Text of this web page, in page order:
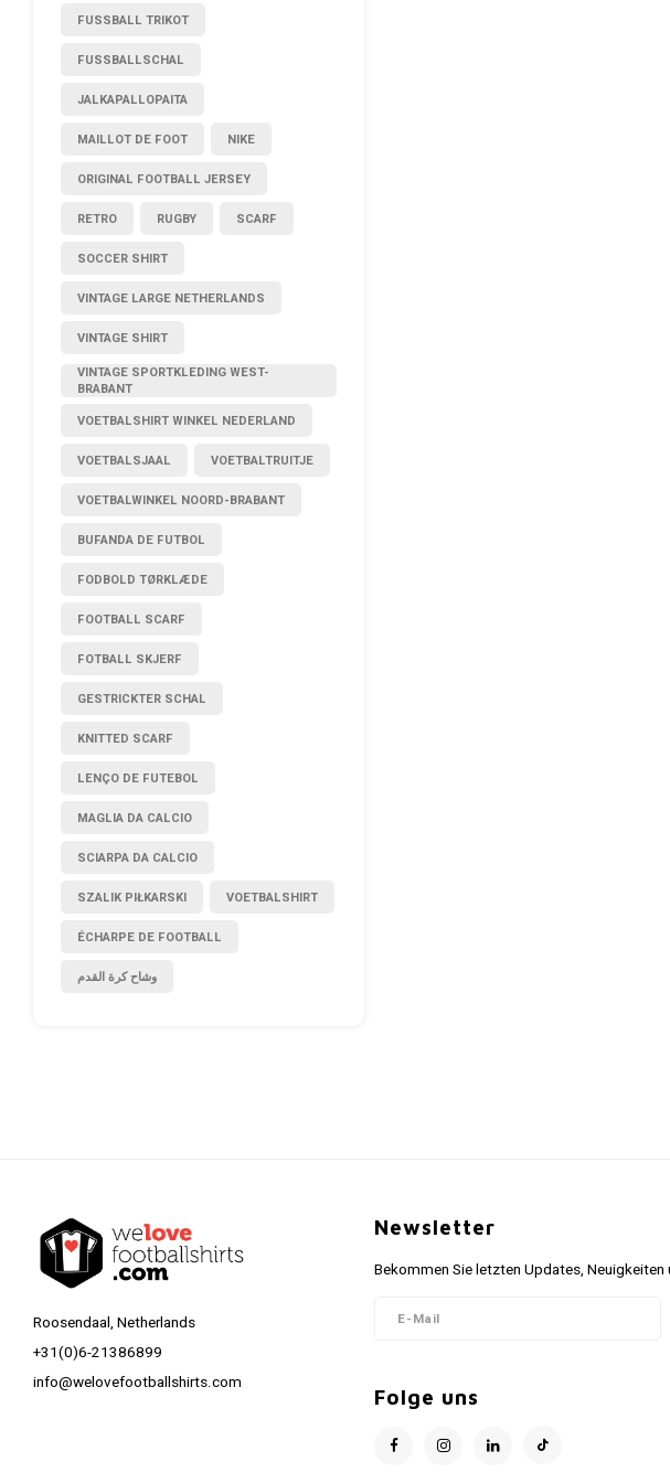
FUSSBALL TRIKOT
FUSSBALLSCHAL
JALKAPALLOPAITA
MAILLOT DE FOOT NIKE
ORIGINAL FOOTBALL JERSEY
RETRO RUGBY SCARF
SOCCER SHIRT
VINTAGE LARGE NETHERLANDS
VINTAGE SHIRT
VINTAGE SPORTKLEDING WEST-
BRABANT
VOETBALSHIRT WINKEL NEDERLAND
VOETBALSJAAL VOETBALTRUITJE
VOETBALWINKEL NOORD-BRABANT
BUFANDA DE FUTBOL
FODBOLD TØRKLÆDE
FOOTBALL SCARF
FOTBALL SKJERF
GESTRICKTER SCHAL
KNITTED SCARF
LENÇO DE FUTEBOL
MAGLIA DA CALCIO
SCIARPA DA CALCIO
SZALIK PIŁKARSKI VOETBALSHIRT
ÉCHARPE DE FOOTBALL
وشاح كرة القدم
Roosendaal, Netherlands
+31(0)6-21386899
info@welovefootballshirts.com
Newsletter
Bekommen Sie letzten Updates,
Folge uns